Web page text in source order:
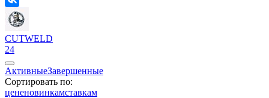
СUTWELD
24
АктивныеЗавершенные
Сортировать по:
цененовинкамставкам